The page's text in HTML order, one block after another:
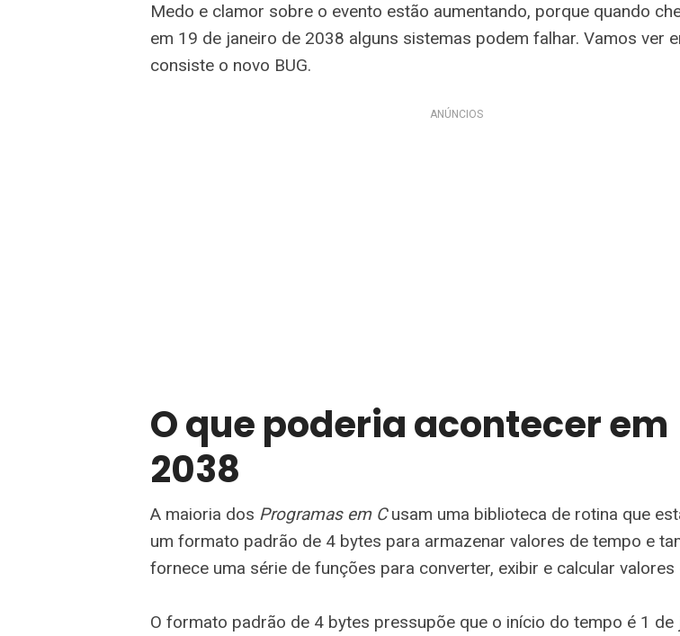
Medo e clamor sobre o evento estão aumentando, porque quando
em 19 de janeiro de 2038 alguns sistemas podem falhar. Vamos ver
consiste o novo BUG.
ANÚNCIOS
O que poderia acontecer em
2038
A maioria dos Programas em Cusam uma biblioteca de rotina que
um formato padrão de 4 bytes para armazenar valores de tempo e
fornece uma série de funções para converter, exibir e calcular valores
O formato padrão de 4 bytes pressupõe que o início do tempo é 1 de